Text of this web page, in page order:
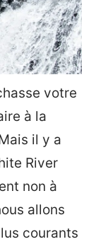
votre
à la
il y a
River
non à
allons
courants